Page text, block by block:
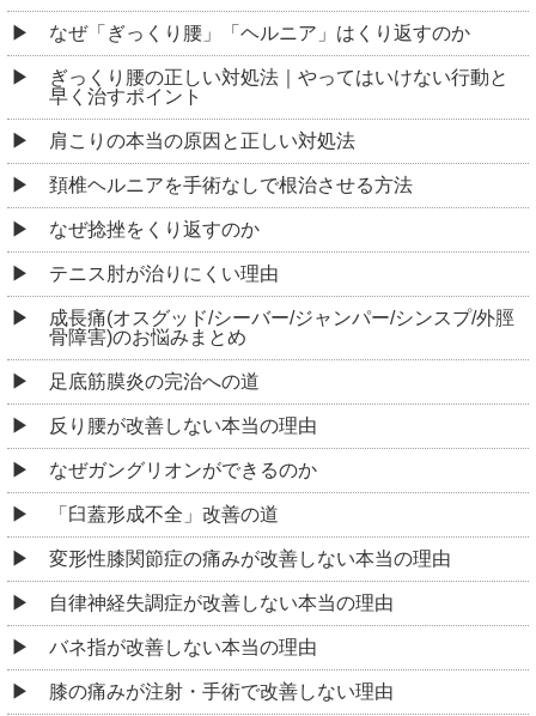
なぜ「ぎっくり腰」「ヘルニア」はくり返すのか
ぎっくり腰の正しい対処法｜やってはいけない行動と
早く治すポイント
肩こりの本当の原因と正しい対処法
頚椎ヘルニアを手術なしで根治させる方法
なぜ捻挫をくり返すのか
テニス肘が治りにくい理由
成長痛(オスグッド/シーバー/ジャンパー/シンスプ/外脛
骨障害)のお悩みまとめ
足底筋膜炎の完治への道
反り腰が改善しない本当の理由
なぜガングリオンができるのか
「臼蓋形成不全」改善の道
変形性膝関節症の痛みが改善しない本当の理由
自律神経失調症が改善しない本当の理由
バネ指が改善しない本当の理由
膝の痛みが注射・手術で改善しない理由